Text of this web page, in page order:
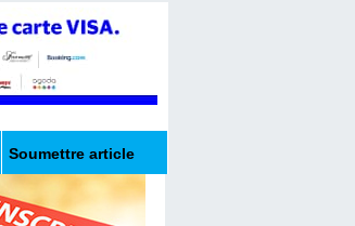
Soumettre article